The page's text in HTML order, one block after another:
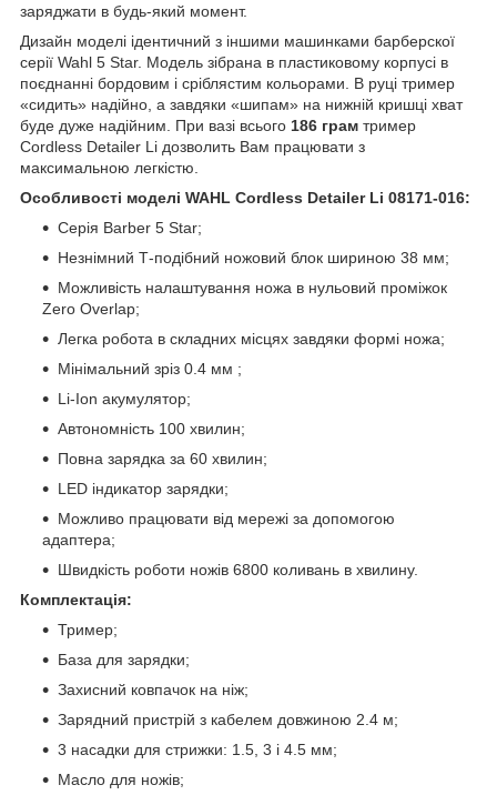
заряджати в будь-який момент.
Дизайн моделі ідентичний з іншими машинками барберскої
серії Wahl 5 Star. Модель зібрана в пластиковому корпусі в
поєднанні бордовим і сріблястим кольорами. В руці тример
«сидить» надійно, а завдяки «шипам» на нижній кришці хват
буде дуже надійним. При вазі всього 186 грам тример
Cordless Detailer Li дозволить Вам працювати з
максимальною легкістю.
Особливості моделі WAHL Cordless Detailer Li 08171-016:
Серія Barber 5 Star;
Незнімний Т-подібний ножовий блок шириною 38 мм;
Можливість налаштування ножа в нульовий проміжок
Zero Overlap;
Легка робота в складних місцях завдяки формі ножа;
Мінімальний зріз 0.4 мм ;
Li-Ion акумулятор;
Автономність 100 хвилин;
Повна зарядка за 60 хвилин;
LED індикатор зарядки;
Можливо працювати від мережі за допомогою
адаптера;
Швидкість роботи ножів 6800 коливань в хвилину.
Комплектація:
Тример;
База для зарядки;
Захисний ковпачок на ніж;
Зарядний пристрій з кабелем довжиною 2.4 м;
3 насадки для стрижки: 1.5, 3 і 4.5 мм;
Масло для ножів;